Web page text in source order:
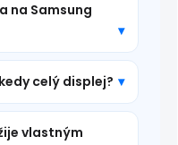
na Samsung
celý displej?
vlastným